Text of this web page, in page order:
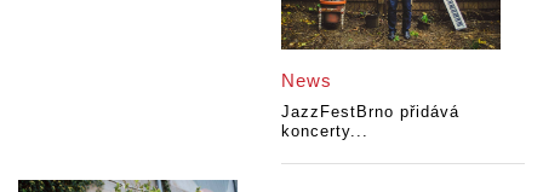
News
JazzFestBrno přidává
koncerty...